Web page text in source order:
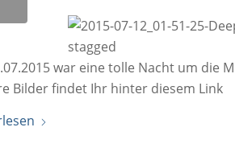
war eine tolle Nacht um die
Bilder findet Ihr hinter diesem Link